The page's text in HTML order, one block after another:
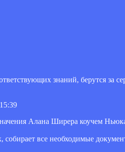
знаний, берутся за
Алана Ширера коучем
все необходимые